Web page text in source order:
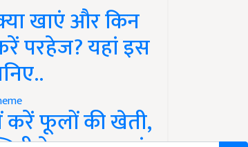
खाएं और किन
परहेज? यहां इस
फूलों की खेती,